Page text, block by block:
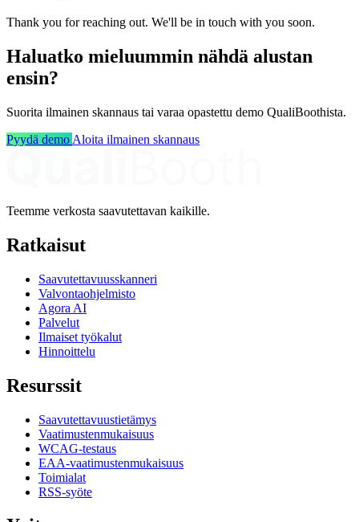
Thank you for reaching out. We'll be in touch with you soon.
Haluatko mieluummin nähdä alustan
ensin?
Suorita ilmainen skannaus tai varaa opastettu demo QualiBoothista.
Pyydä demo Aloita ilmainen skannaus
Teemme verkosta saavutettavan kaikille.
Ratkaisut
Saavutettavuusskanneri
Valvontaohjelmisto
Agora AI
Palvelut
Ilmaiset työkalut
Hinnoittelu
Resurssit
Saavutettavuustietämys
Vaatimustenmukaisuus
WCAG-testaus
EAA-vaatimustenmukaisuus
Toimialat
RSS-syöte